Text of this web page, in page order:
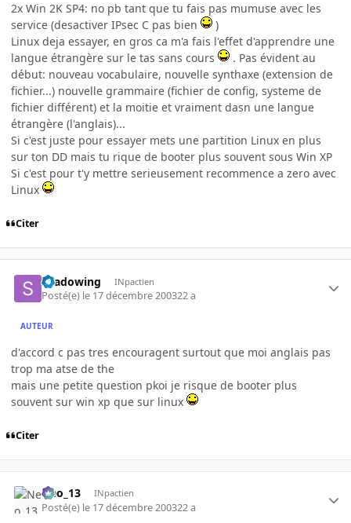
2x Win 2K SP4: no pb tant que tu fais pas mumuse avec les
service (desactiver IPsec C pas bien
)
Linux deja essayer, en gros ca m'a fais l'effet d'apprendre une
langue étrangère sur le tas sans cours
. Pas évident au
début: nouveau vocabulaire, nouvelle synthaxe (extension de
fichier...) nouvelle grammaire (fichier de config, systeme de
fichier différent) et la moitie et vraiment dasn une langue
étrangère (l'anglais)...
Si c'est juste pour essayer mets une partition Linux en plus
sur ton DD mais tu rique de booter plus souvent sous Win XP
Si c'est pour t'y mettre serieusement recommence a zero avec
Linux
Citer
shadowing INpactien
Posté(e) le 17 décembre 200322 a
AUTEUR
d'accord c pas tres encouragent surtout que moi anglais pas
trop ma atse de the
mais une petite question pkoi je risque de booter plus
souvent sur win xp que sur linux
Citer
Neo_13 INpactien
Posté(e) le 17 décembre 200322 a